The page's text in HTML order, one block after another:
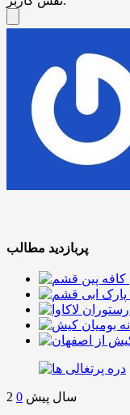
پربازدید مطالب
2 سال پیش 0